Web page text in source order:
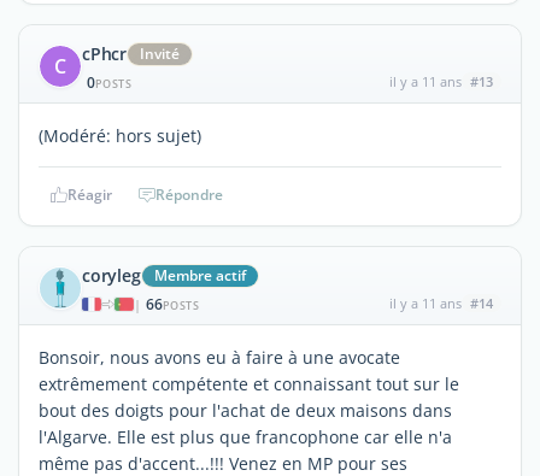
C cPhcr
Invité
0POSTS il y a 11 ans #13
(Modéré: hors sujet)
Réagir Répondre
coryleg Membre actif
| 66POSTS il y a 11 ans #14
Bonsoir, nous avons eu à faire à une avocate
extrêmement compétente et connaissant tout sur le
bout des doigts pour l'achat de deux maisons dans
l'Algarve. Elle est plus que francophone car elle n'a
même pas d'accent...!!! Venez en MP pour ses